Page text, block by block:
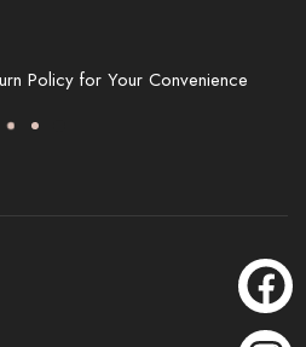
Policy for Your Convenience